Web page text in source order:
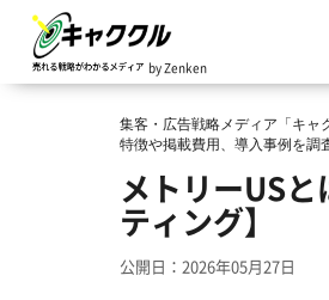
by Zenken
集客・広告戦略メディア「キャ
特徴や掲載費用、導入事例を調
メトリーUS
ティング】
公開日：2026年05月27日